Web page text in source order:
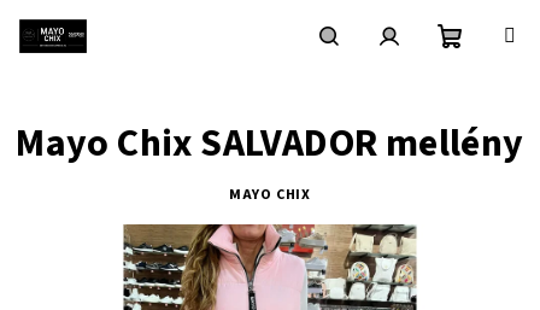
Mayo Chix SALVADOR mellény
MAYO CHIX